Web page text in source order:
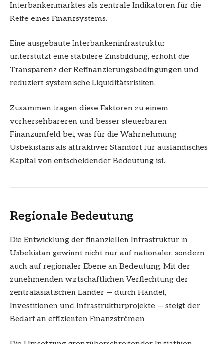
Interbankenmarktes als zentrale Indikatoren für die
Reife eines Finanzsystems.
Eine ausgebaute Interbankeninfrastruktur
unterstützt eine stabilere Zinsbildung, erhöht die
Transparenz der Refinanzierungsbedingungen und
reduziert systemische Liquiditätsrisiken.
Zusammen tragen diese Faktoren zu einem
vorhersehbareren und besser steuerbaren
Finanzumfeld bei, was für die Wahrnehmung
Usbekistans als attraktiver Standort für ausländisches
Kapital von entscheidender Bedeutung ist.
Regionale Bedeutung
Die Entwicklung der finanziellen Infrastruktur in
Usbekistan gewinnt nicht nur auf nationaler, sondern
auch auf regionaler Ebene an Bedeutung. Mit der
zunehmenden wirtschaftlichen Verflechtung der
zentralasiatischen Länder — durch Handel,
Investitionen und Infrastrukturprojekte — steigt der
Bedarf an effizienten Finanzströmen.